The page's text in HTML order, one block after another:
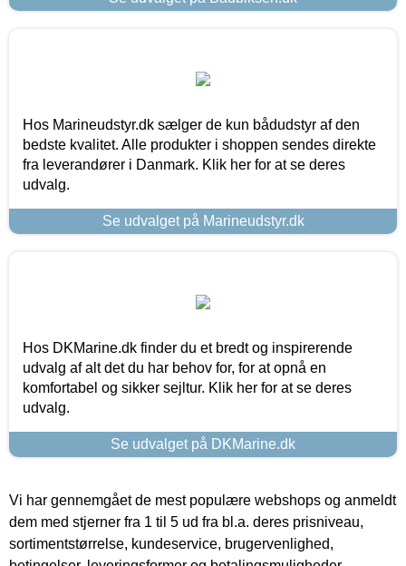
Hos Marineudstyr.dk sælger de kun bådudstyr af den
bedste kvalitet. Alle produkter i shoppen sendes direkte
fra leverandører i Danmark. Klik her for at se deres
udvalg.
Se udvalget på Marineudstyr.dk
Hos DKMarine.dk finder du et bredt og inspirerende
udvalg af alt det du har behov for, for at opnå en
komfortabel og sikker sejltur. Klik her for at se deres
udvalg.
Se udvalget på DKMarine.dk
Vi har gennemgået de mest populære webshops og anmeldt
dem med stjerner fra 1 til 5 ud fra bl.a. deres prisniveau,
sortimentstørrelse, kundeservice, brugervenlighed,